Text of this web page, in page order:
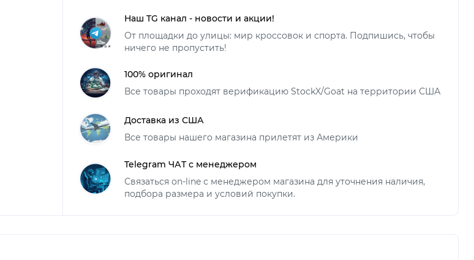
Наш TG канал - новости и акции!
От площадки до улицы: мир кроссовок и спорта. Подпишись, чтобы
ничего не пропустить!
100% оригинал
Все товары проходят верификацию StockX/Goat на территории США
Доставка из США
Все товары нашего магазина прилетят из Америки
Telegram ЧАТ с менеджером
Связаться on-line с менеджером магазина для уточнения наличия,
подбора размера и условий покупки.